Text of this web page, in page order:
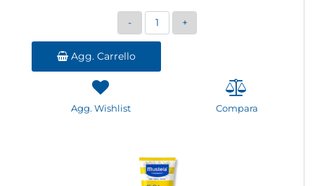
Quantità
Agg. Carrello
Agg. Wishlist Compara